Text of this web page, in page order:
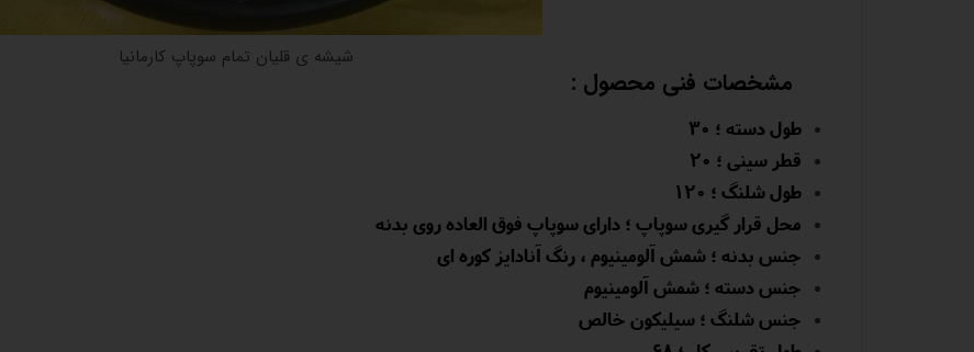
شیشه ی قلیان تمام سوپاپ کارمانیا
مشخصات فنی محصول :
طول دسته ؛ 30
قطر سینی ؛ ۲۰
طول شلنگ ؛ ۱۲۰
محل قرار گیری سوپاپ ؛ دارای سوپاپ فوق العاده روی بدنه
جنس بدنه ؛ شمش آلومینیوم ، رنگ آنادایز کوره ای
جنس دسته ؛ شمش آلومینیوم
جنس شلنگ ؛ سیلیکون خالص